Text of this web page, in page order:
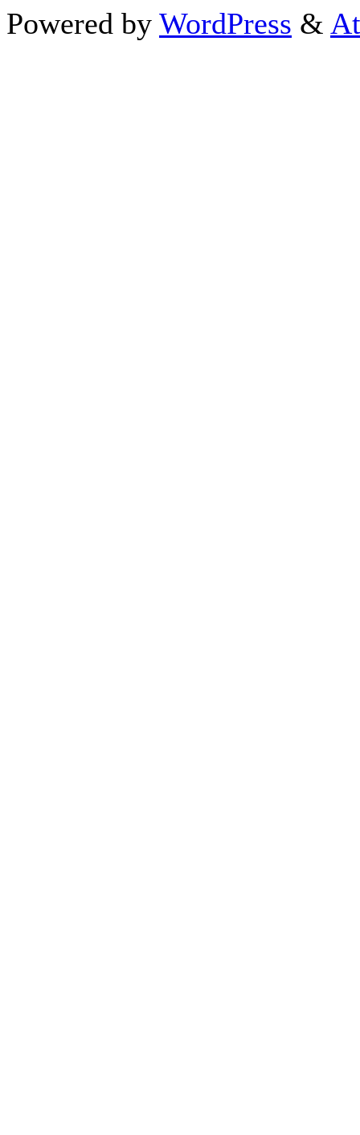
Powered by WordPress &